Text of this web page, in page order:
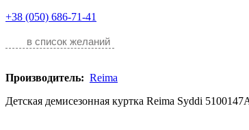
+38 (050) 686-71-41
в список желаний
Производитель: Reima
Детская демисезонная куртка Reima Syddi